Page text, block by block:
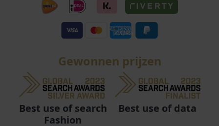
Gewonnen prijzen
Best use of search
Fashion
Best use of data